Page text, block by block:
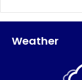
Weather